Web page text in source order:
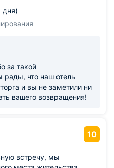
дня)
за такой
что наш отель
и вы не заметили ни
вашего возвращения!
10
встречу, мы